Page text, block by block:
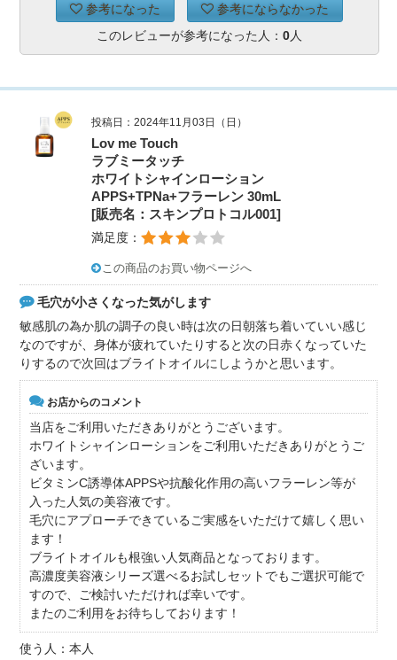
参考になった
参考にならなかった
このレビューが参考になった人： 0人
投稿日：2024年11月03日（日）
Lov me Touch
ラブミータッチ
ホワイトシャインローション
APPS+TPNa+フラーレン 30mL
[販売名：スキンプロトコル001]
満足度：
この商品のお買い物ページへ
毛穴が小さくなった気がします
敏感肌の為か肌の調子の良い時は次の日朝落ち着いていい感じ
なのですが、身体が疲れていたりすると次の日赤くなっていた
りするので次回はブライトオイルにしようかと思います。
お店からのコメント
当店をご利用いただきありがとうございます。
ホワイトシャインローションをご利用いただきありがとうご
ざいます。
ビタミンC誘導体APPSや抗酸化作用の高いフラーレン等が
入った人気の美容液です。
毛穴にアプローチできているご実感をいただけて嬉しく思い
ます！
ブライトオイルも根強い人気商品となっております。
高濃度美容液シリーズ選べるお試しセットでもご選択可能で
すので、ご検討いただければ幸いです。
またのご利用をお待ちしております！
使う人：本人